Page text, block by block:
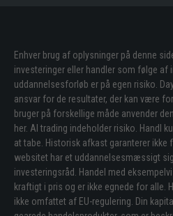
Enhver brug af oplysninger på denne
investeringer eller handler som følge af
uddannelsesforløb er på egen risiko.
ansvar for de resultater, der kan være
bruger på forskellige måde anvender
her. Al trading indeholder risiko. Handl
at tabe. Historisk afkast garanterer ikke
websitet har et uddannelsesmæssigt
investeringsråd. Handel med
kraftigt i pris og er ikke egnede for alle.
ikke omfattet af EU-regulering. Din